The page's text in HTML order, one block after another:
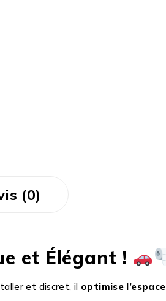
(0)
et Élégant !
et discret, il optimise l’espace